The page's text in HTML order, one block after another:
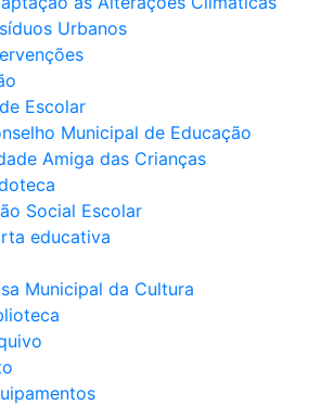
Urbanos
Escolar
Municipal de Educação
Amiga das Crianças
Social Escolar
educativa
Municipal da Cultura